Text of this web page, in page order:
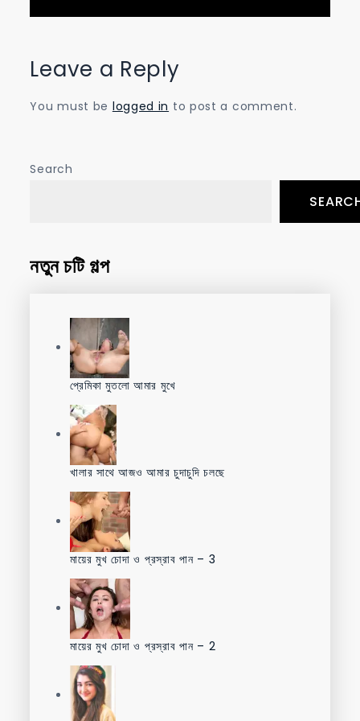
Leave a Reply
You must be logged in to post a comment.
Search
নতুন চটি গল্প
প্রেমিকা মুতলো আমার মুখে
খালার সাথে আজও আমার চুদাচুদি চলছে
মায়ের মুখ চোদা ও প্রস্রাব পান – 3
মায়ের মুখ চোদা ও প্রস্রাব পান – 2